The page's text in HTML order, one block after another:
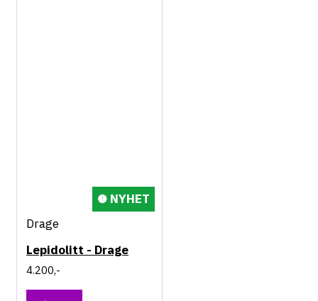
NYHET
Drage
Lepidolitt - Drage
4.200,-